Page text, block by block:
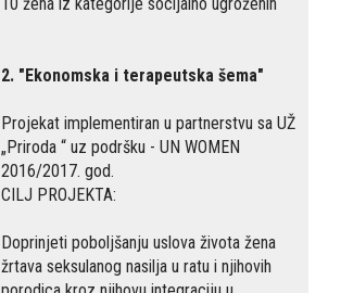
2. "Ekonomska i terapeutska šema"
Projekat implementiran u partnerstvu sa UŽ
„Priroda “ uz podršku - UN WOMEN
2016/2017. god.
CILJ PROJEKTA:
Doprinjeti poboljšanju uslova života žena
žrtava seksulanog nasilja u ratu i njihovih